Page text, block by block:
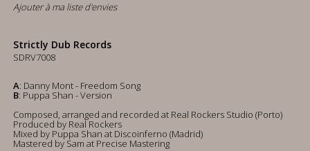
Ajouter à ma liste d'envies
Strictly Dub Records
SDRV7008
A: Danny Mont - Freedom Song
B: Puppa Shan - Version
Composed, arranged and recorded at Real Rockers Studio (Porto)
Produced by Real Rockers
Mixed by Puppa Shan at Discoinferno (Madrid)
Mastered by Sam at Precise Mastering